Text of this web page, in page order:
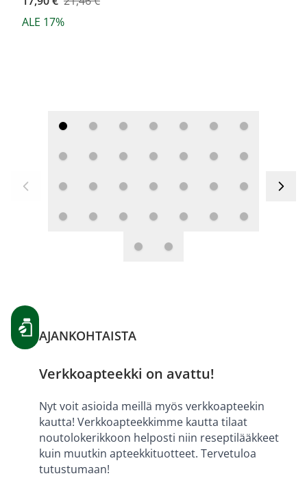
ALE 17%
AJANKOHTAISTA
Verkkoapteekki on avattu!
Nyt voit asioida meillä myös verkkoapteekin
kautta! Verkkoapteekkimme kautta tilaat
noutolokerikkoon helposti niin reseptilääkkeet
kuin muutkin apteekkituotteet. Tervetuloa
tutustumaan!